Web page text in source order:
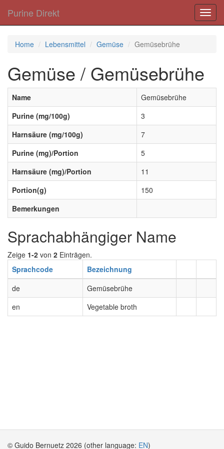
Purine Direkt
Home Lebensmittel Gemüse Gemüsebrühe
Gemüse / Gemüsebrühe
Name
Gemüsebrühe
Purine (mg/100g)
3
Harnsäure (mg/100g)
7
Purine (mg)/Portion
5
Harnsäure (mg)/Portion
11
Portion(g)
150
Bemerkungen
Sprachabhängiger Name
Zeige 1-2 von 2 Einträgen.
Sprachcode
Bezeichnung
de
Gemüsebrühe
en
Vegetable broth
© Guido Bernuetz 2026 (other language: EN)